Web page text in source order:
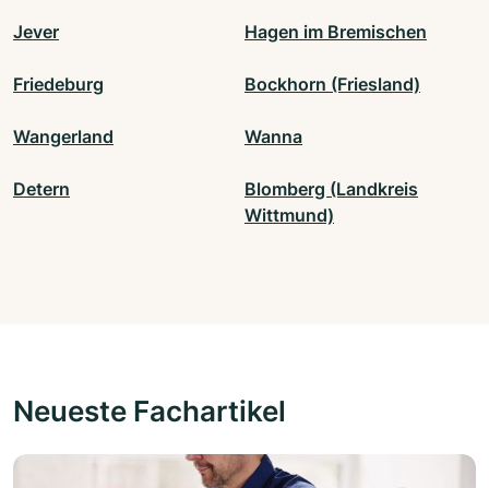
Jever Hagen im Bremischen
Friedeburg Bockhorn (Friesland)
Wangerland Wanna
Detern
Blomberg (Landkreis
Wittmund)
Neueste Fachartikel